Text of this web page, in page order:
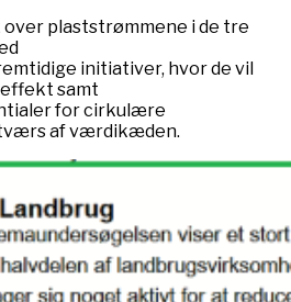
plaststrømmene i de tre
initiativer, hvor de vil
samt
for cirkulære
af værdikæden.